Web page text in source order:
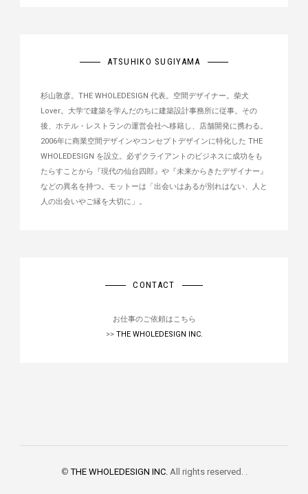
ATSUHIKO SUGIYAMA
杉山敦彦。THE WHOLEDESIGN 代表。空間デザイナー。柴犬
Lover。大学で建築を学んだのちに建築設計事務所に従事。その
後、ホテル・レストランの運営会社へ移籍し、店舗開発に携わる。
2006年に商業空間デザインやコンセプトデザインに特化した THE
WHOLEDESIGN を設立。必ずクライアントのビジネスに成功をも
たらすことから『現代の仙台四郎』や『未来からきたデザイナー』
などの異名を持つ。モットーは「出会いはあるが別れはない、人と
人の出会いやご縁を大切に」。
CONTACT
お仕事のご依頼はこちら
>> THE WHOLEDESIGN INC.
©THE WHOLEDESIGN INC. All rights reserved. .